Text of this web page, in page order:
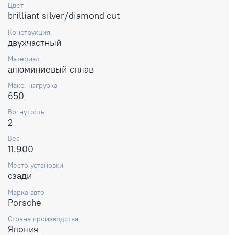
Цвет
brilliant silver/diamond cut
Конструкция
двухчастный
Материал
алюминиевый сплав
Макс. нагрузка
650
Вогнутость
2
Вес
11.900
Место установки
сзади
Марка авто
Porsche
Страна производства
Япония